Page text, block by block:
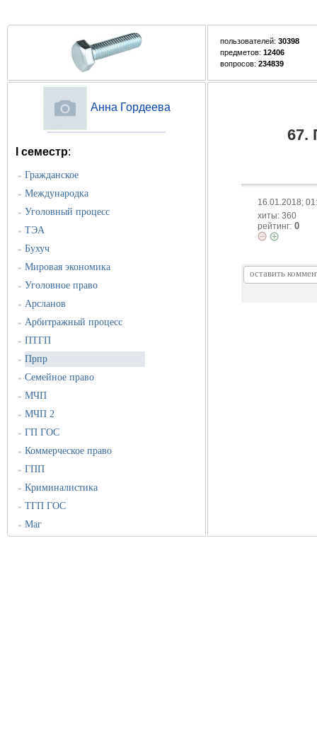
пользователей: 30398
предметов: 12406
вопросов: 234839
Анна Гордеева
I семестр:
» Гражданское
» Международка
» Уголовный процесс
» ТЭА
» Бухуч
» Мировая экономика
» Уголовное право
» Арсланов
» Арбитражный процесс
» ПТГП
» Прпр
» Семейное право
» МЧП
» МЧП 2
» ГП ГОС
» Коммерческое право
» ГПП
» Криминалистика
» ТГП ГОС
» Маг
67.
16.01.2018;
хиты: 360
рейтинг: 0